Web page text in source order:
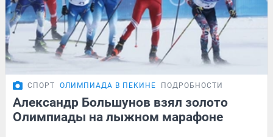
СПОРТ ОЛИМПИАДА В ПЕКИНЕ ПОДРОБНОСТИ
Александр Большунов взял золото
Олимпиады на лыжном марафоне